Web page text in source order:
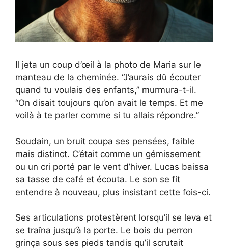
Il jeta un coup d’œil à la photo de Maria sur le
manteau de la cheminée. “J’aurais dû écouter
quand tu voulais des enfants,” murmura-t-il.
“On disait toujours qu’on avait le temps. Et me
voilà à te parler comme si tu allais répondre.”
Soudain, un bruit coupa ses pensées, faible
mais distinct. C’était comme un gémissement
ou un cri porté par le vent d’hiver. Lucas baissa
sa tasse de café et écouta. Le son se fit
entendre à nouveau, plus insistant cette fois-ci.
Ses articulations protestèrent lorsqu’il se leva et
se traîna jusqu’à la porte. Le bois du perron
grinça sous ses pieds tandis qu’il scrutait